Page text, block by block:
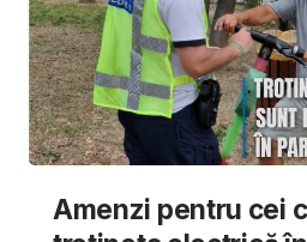
Amenzi pentru cei